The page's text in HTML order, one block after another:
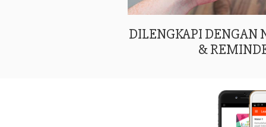
DILENGKAPI DENGAN
&